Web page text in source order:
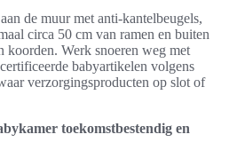
de muur met anti-kantelbeugels,
circa 50 cm van ramen en buiten
koorden. Werk snoeren weg met
babyartikelen volgens
verzorgingsproducten op slot of
toekomstbestendig en